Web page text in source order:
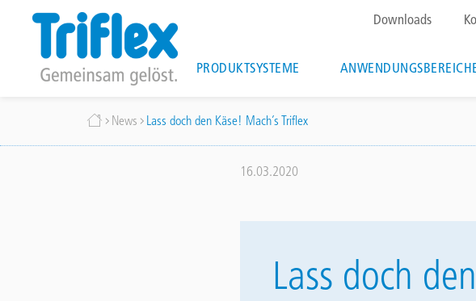
Inhalt
Top
menu
Downloads
Main
navigation
PRODUKTSYSTEME
Breadcrumb
News Lass doch den Käse! Mach´s Triflex
16.03.2020
Lass doch